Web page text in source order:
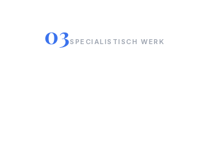
03SPECIALISTISCH WERK